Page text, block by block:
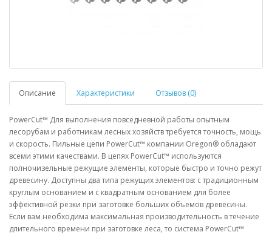
Описание Характеристики Отзывов (0)
PowerCut™ Для выполнения повседневной работы опытным
лесорубам и работникам лесных хозяйств требуется точность, мощь
и скорость. Пильные цепи PowerCut™ компании Oregon® обладают
всеми этими качествами. В цепях PowerCut™ используются
полночизельные режущие элементы, которые быстро и точно режут
древесину. Доступны два типа режущих элементов: с традиционным
круглым основанием и с квадратным основанием для более
эффективной резки при заготовке больших объемов древесины.
Если вам необходима максимальная производительность в течение
длительного времени при заготовке леса, то система PowerCut™